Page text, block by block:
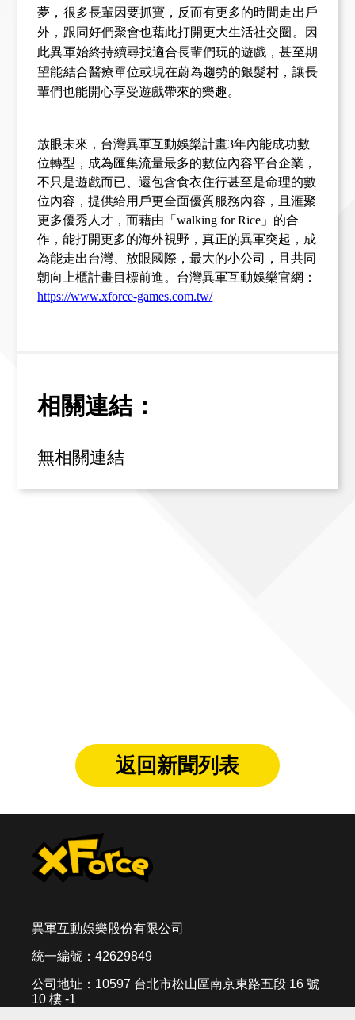
夢，很多長輩因要抓寶，反而有更多的時間走出戶
外，跟同好們聚會也藉此打開更大生活社交圈。因
此異軍始終持續尋找適合長輩們玩的遊戲，甚至期
望能結合醫療單位或現在蔚為趨勢的銀髮村，讓長
輩們也能開心享受遊戲帶來的樂趣。
放眼未來，台灣異軍互動娛樂計畫3年內能成功數
位轉型，成為匯集流量最多的數位內容平台企業，
不只是遊戲而已、還包含食衣住行甚至是命理的數
位內容，提供給用戶更全面優質服務內容，且滙聚
更多優秀人才，而藉由「walking for Rice」的合
作，能打開更多的海外視野，真正的異軍突起，成
為能走出台灣、放眼國際，最大的小公司，且共同
朝向上櫃計畫目標前進。台灣異軍互動娛樂官網：
https://www.xforce-games.com.tw/
相關連結：
無相關連結
返回新聞列表
異軍互動娛樂股份有限公司
統一編號：42629849
公司地址：10597 台北市松山區南京東路五段 16 號
10 樓 -1